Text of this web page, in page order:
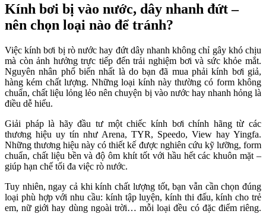
Kính bơi bị vào nước, dây nhanh đứt –
nên chọn loại nào để tránh?
Việc kính bơi bị rò nước hay đứt dây nhanh không chỉ gây khó chịu
mà còn ảnh hưởng trực tiếp đến trải nghiệm bơi và sức khỏe mắt.
Nguyên nhân phổ biến nhất là do bạn đã mua phải kính bơi giả,
hàng kém chất lượng. Những loại kính này thường có form không
chuẩn, chất liệu lỏng lẻo nên chuyện bị vào nước hay nhanh hỏng là
điều dễ hiểu.
Giải pháp là hãy đầu tư một chiếc kính bơi chính hãng từ các
thương hiệu uy tín như Arena, TYR, Speedo, View hay Yingfa.
Những thương hiệu này có thiết kế được nghiên cứu kỹ lưỡng, form
chuẩn, chất liệu bền và độ ôm khít tốt với hầu hết các khuôn mặt –
giúp hạn chế tối đa việc rò nước.
Tuy nhiên, ngay cả khi kính chất lượng tốt, bạn vẫn cần chọn đúng
loại phù hợp với nhu cầu: kính tập luyện, kính thi đấu, kính cho trẻ
em, nữ giới hay dùng ngoài trời… mỗi loại đều có đặc điểm riêng.